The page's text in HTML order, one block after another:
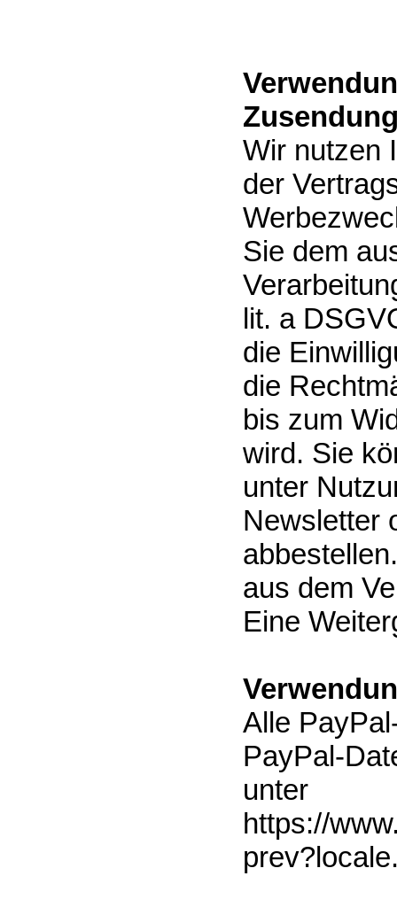
Wir nutzen
der
Sie dem
lit. a
die
die
bis zum
wird. Sie
unter
Newsletter
aus dem
Eine
Alle
PayPal-
unter
https://